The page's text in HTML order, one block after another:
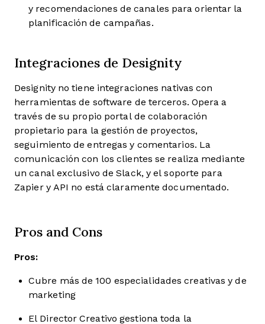
y recomendaciones de canales para orientar la
planificación de campañas.
Integraciones de Designity
Designity no tiene integraciones nativas con
herramientas de software de terceros. Opera a
través de su propio portal de colaboración
propietario para la gestión de proyectos,
seguimiento de entregas y comentarios. La
comunicación con los clientes se realiza mediante
un canal exclusivo de Slack, y el soporte para
Zapier y API no está claramente documentado.
Pros and Cons
Pros:
Cubre más de 100 especialidades creativas y de
marketing
El Director Creativo gestiona toda la